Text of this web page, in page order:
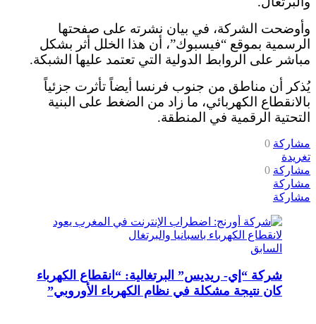
وأوضحت الشركة، في بيان نشرته على صفحتها
الرسمية بموقع “فيسبوك”، أن هذا الخلل أثر بشكل
مباشر على الروابط الدولية التي تعتمد عليها الشبكة.
يُذكر أن مناطق من جنوب فرنسا أيضاً تأثرت جزئياً
بالانقطاع الكهربائي، ما زاد من الضغط على البنية
التحتية الرقمية في المنطقة.
مشاركة 0
تغريدة
مشاركة 0
مشاركة
مشاركة
السابق
شركة “إي- ريديس” البرتغالية: “انقطاع الكهرباء
كان نتيجة مشكلة في نظام الكهرباء الأوروبي”